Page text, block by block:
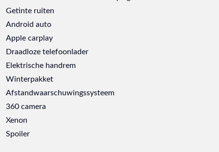
Getinte ruiten
Android auto
Apple carplay
Draadloze telefoonlader
Elektrische handrem
Winterpakket
Afstandwaarschuwingssysteem
360 camera
Xenon
Spoiler